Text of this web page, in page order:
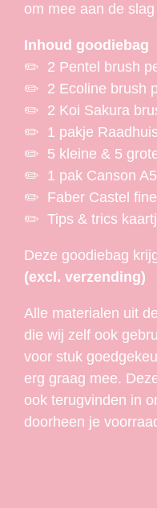
om mee aan de
Inhoud goodiebag
✏️ 2 Pentel brush
✏️ 2 Ecoline brush
✏️ 2 Koi Sakura
✏️ 1 pakje
✏️ 5 kleine & 5
✏️ 1 pak Canson
✏️ Faber Castel
✏️ Tips & trics
Deze goodiebag
(excl. verzending)
Alle materialen uit
die wij zelf ook
voor stuk
erg graag mee.
ook terugvinden in
doorheen je